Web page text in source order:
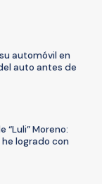
automóvil en
auto antes de
“Luli” Moreno:
logrado con